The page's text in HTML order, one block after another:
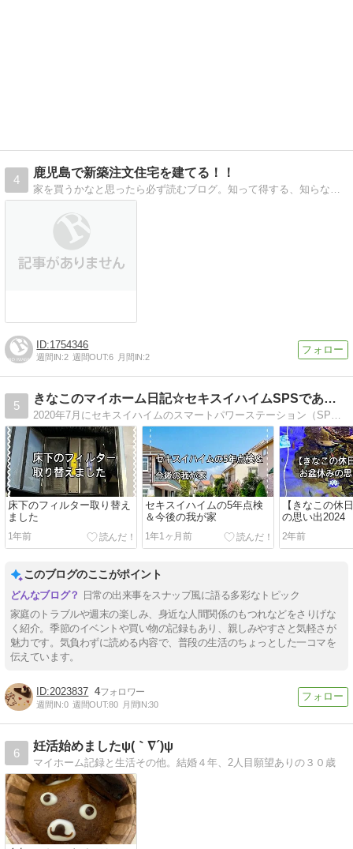
4
鹿児島で新築注文住宅を建てる！！
家を買うかなと思ったら必ず読むブログ。知って得する、知らなきゃ損する情報を提供いたします。
1754346
週間IN:2 週間OUT:6 月間IN:2
5
きなこのマイホーム日記☆セキスイハイムSPSであったかハイム
2020年7月にセキスイハイムのスマートパワーステーション（SPS）で夢のマイホームを建てました。家を建てようと思ったきっかけ、ハウスメーカー選び、家が建つまでの過程や、新居での生活、その他日常などを自由に綴ってます(^^)
床下のフィルター取り替え
ました
1年前
セキスイハイムの5年点検
＆今後の我が家
1年1ヶ月前
【きなこの休
の思い出2024
2年前
このブログのここがポイント
日常の出来事をスナップ風に語る多彩なトピック
家庭のトラブルや週末の楽しみ、身近な人間関係のもつれなどをさりげな
く紹介。季節のイベントや買い物の記録もあり、親しみやすさと気軽さが
魅力です。気負わずに読める内容で、普段の生活のちょっとした一コマを
伝えています。
2023837 4
週間IN:0 週間OUT:80 月間IN:30
6
妊活始めましたψ(｀∇´)ψ
マイホーム記録と生活その他。結婚４年、2人目願望ありの３０歳